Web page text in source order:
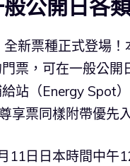
公開日各
新票種正式登場
票，可在一般公
站（Energy Spot
享票同樣附帶優先
11日日本時間中午